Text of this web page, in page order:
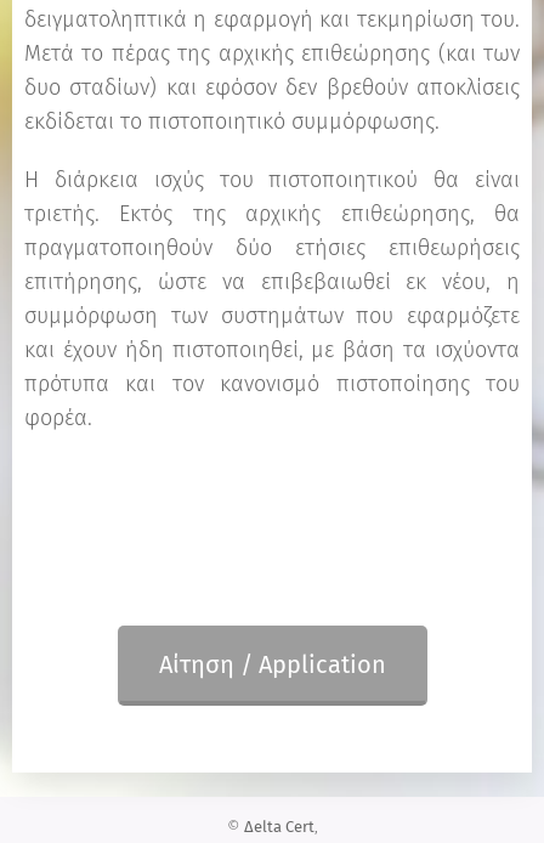
δειγματοληπτικά η εφαρμογή και τεκμηρίωση του.
Μετά το πέρας της αρχικής επιθεώρησης (και των
δυο σταδίων) και εφόσον δεν βρεθούν αποκλίσεις
εκδίδεται το πιστοποιητικό συμμόρφωσης.
Η διάρκεια ισχύς του πιστοποιητικού θα είναι
τριετής. Εκτός της αρχικής επιθεώρησης, θα
πραγματοποιηθούν δύο ετήσιες επιθεωρήσεις
επιτήρησης, ώστε να επιβεβαιωθεί εκ νέου, η
συμμόρφωση των συστημάτων που εφαρμόζετε
και έχουν ήδη πιστοποιηθεί, με βάση τα ισχύοντα
πρότυπα και τον κανονισμό πιστοποίησης του
φορέα.
Αίτηση / Αpplication
© Δelta Cert,